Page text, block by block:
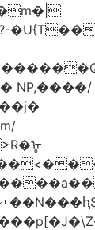
�U{T��
NP,����/